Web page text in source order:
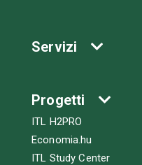
Servizi
Progetti
ITL H2PRO
Economia.hu
ITL Study Center